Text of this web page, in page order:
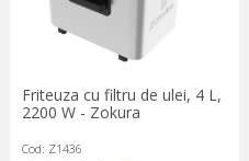
Friteuza cu filtru de ulei, 4 L,
2200 W - Zokura
Cod: Z1436